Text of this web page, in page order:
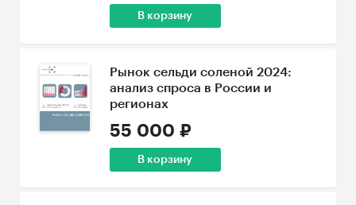
В корзину
Рынок сельди соленой 2024:
анализ спроса в России и
регионах
55 000 ₽
В корзину